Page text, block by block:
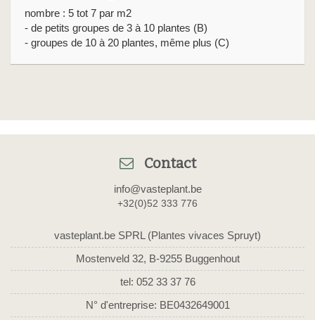
nombre : 5 tot 7 par m2
- de petits groupes de 3 à 10 plantes (B)
- groupes de 10 à 20 plantes, même plus (C)
Contact
info@vasteplant.be
+32(0)52 333 776
vasteplant.be SPRL (Plantes vivaces Spruyt)
Mostenveld 32, B-9255 Buggenhout
tel: 052 33 37 76
N° d'entreprise: BE0432649001